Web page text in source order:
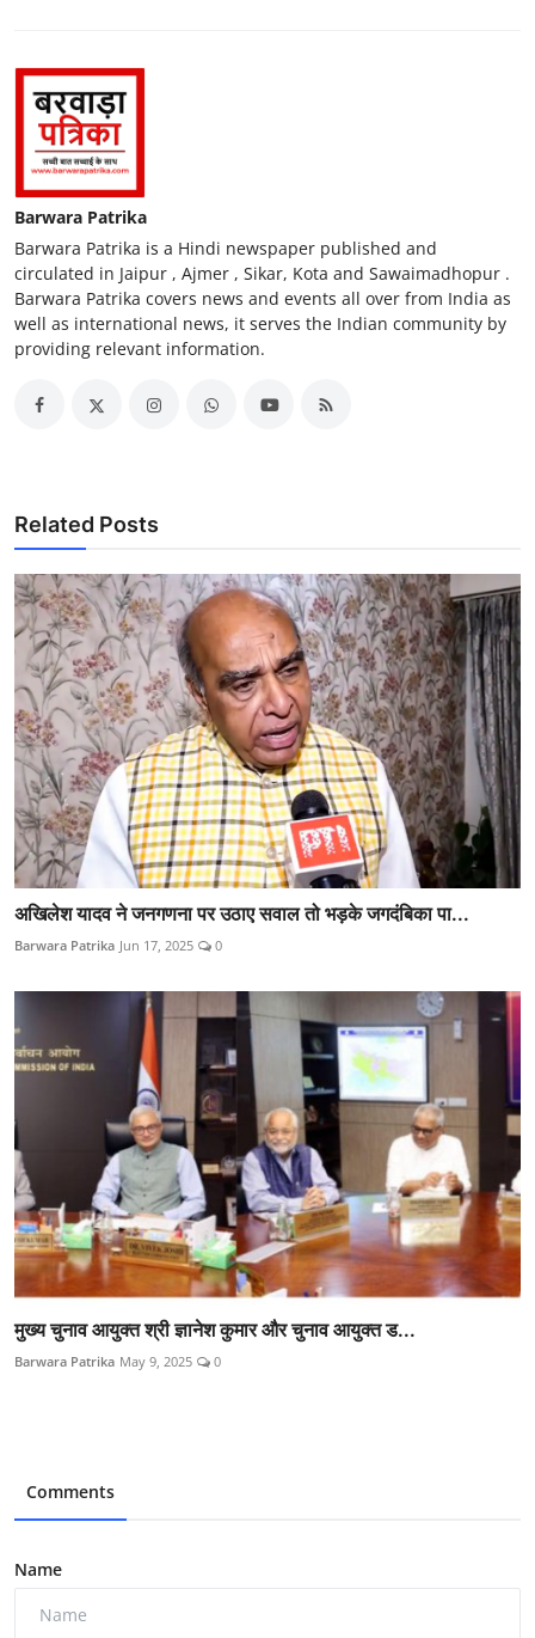
Barwara Patrika
Barwara Patrika is a Hindi newspaper published and
circulated in Jaipur , Ajmer , Sikar, Kota and Sawaimadhopur .
Barwara Patrika covers news and events all over from India as
well as international news, it serves the Indian community by
providing relevant information.
Related Posts
अखिलेश यादव ने जनगणना पर उठाए सवाल तो भड़के जगदंबिका पा...
Barwara Patrika Jun 17, 2025 0
मुख्य चुनाव आयुक्त श्री ज्ञानेश कुमार और चुनाव आयुक्त ड...
Barwara Patrika May 9, 2025 0
Comments
Name